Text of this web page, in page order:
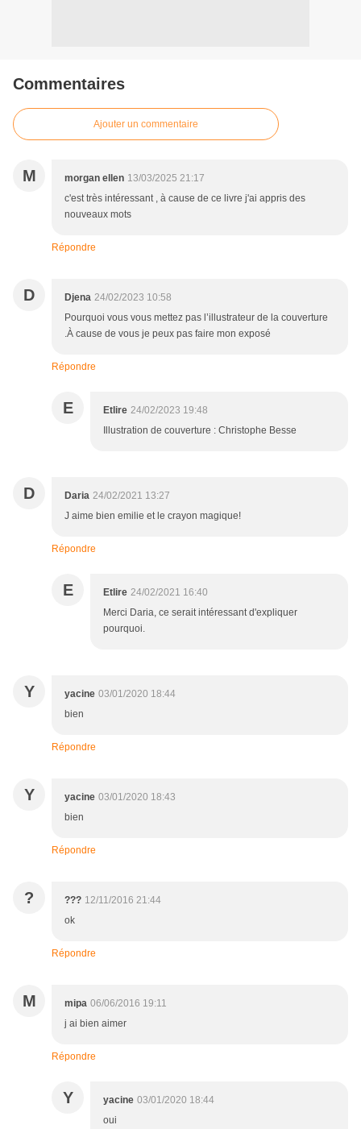
Commentaires
Ajouter un commentaire
M morgan ellen 13/03/2025 21:17
c'est très intéressant , à cause de ce livre j'ai appris des
nouveaux mots
Répondre
D Djena 24/02/2023 10:58
Pourquoi vous vous mettez pas l’illustrateur de la couverture
.À cause de vous je peux pas faire mon exposé
Répondre
E Etlire 24/02/2023 19:48
Illustration de couverture : Christophe Besse
D Daria 24/02/2021 13:27
J aime bien emilie et le crayon magique!
Répondre
E Etlire 24/02/2021 16:40
Merci Daria, ce serait intéressant d'expliquer
pourquoi.
Y yacine 03/01/2020 18:44
bien
Répondre
Y yacine 03/01/2020 18:43
bien
Répondre
? ??? 12/11/2016 21:44
ok
Répondre
M mipa 06/06/2016 19:11
j ai bien aimer
Répondre
Y yacine 03/01/2020 18:44
oui